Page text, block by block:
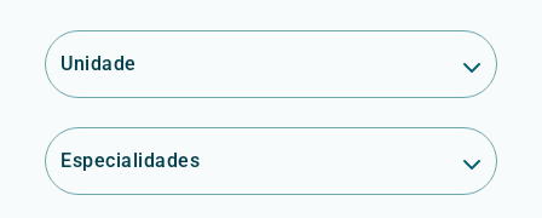
Unidade
Especialidades